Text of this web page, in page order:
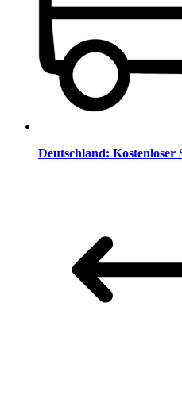
Deutschland: Kostenloser